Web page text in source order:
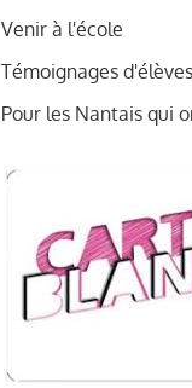
Venir à l'école
Témoignages d'élèves
Pour les Nantais qui